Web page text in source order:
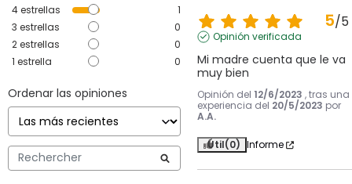
4estrellas
1
3 estrellas
0
2estrellas
0
1 estrella 0
Ordenar las opiniones
5/5
Opinión verificada
Mi madre cuenta que le va
muy bien
Opinión del 12/6/2023 , tras una
experiencia del 20/5/2023 por
A.A.
Útil(0) Informe